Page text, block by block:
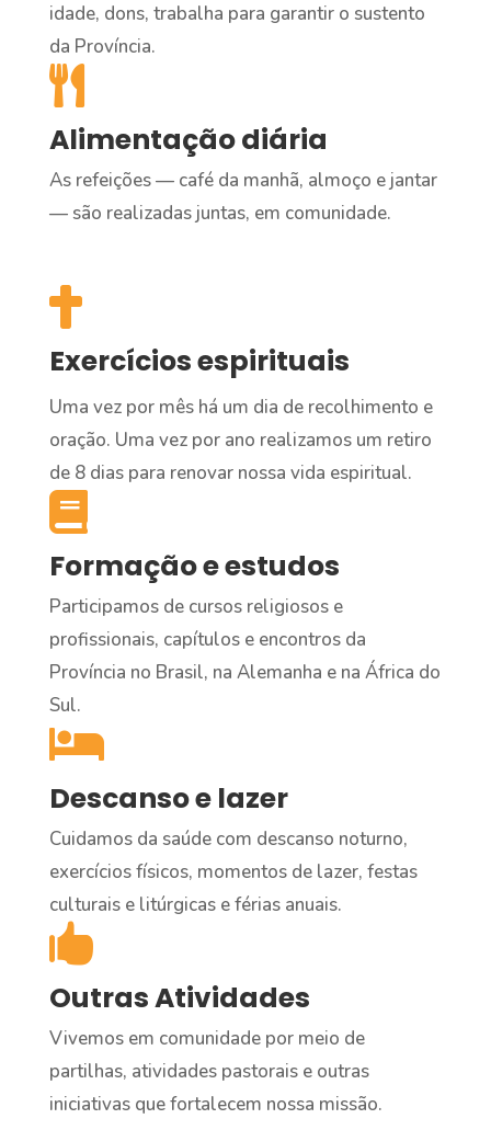
idade, dons, trabalha para garantir o sustento
da Província.

Alimentação diária
As refeições — café da manhã, almoço e jantar
— são realizadas juntas, em comunidade.

Exercícios espirituais
Uma vez por mês há um dia de recolhimento e
oração. Uma vez por ano realizamos um retiro
de 8 dias para renovar nossa vida espiritual.

Formação e estudos
Participamos de cursos religiosos e
profissionais, capítulos e encontros da
Província no Brasil, na Alemanha e na África do
Sul.

Descanso e lazer
Cuidamos da saúde com descanso noturno,
exercícios físicos, momentos de lazer, festas
culturais e litúrgicas e férias anuais.

Outras Atividades
Vivemos em comunidade por meio de
partilhas, atividades pastorais e outras
iniciativas que fortalecem nossa missão.